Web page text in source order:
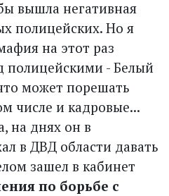
вышла негативная
полицейских. Но я
на этот раз
полицейскими - Белый
может порешать
числе и кадровые...
на днях он в
в ДВД области давать
зашел в кабинет
по борьбе с